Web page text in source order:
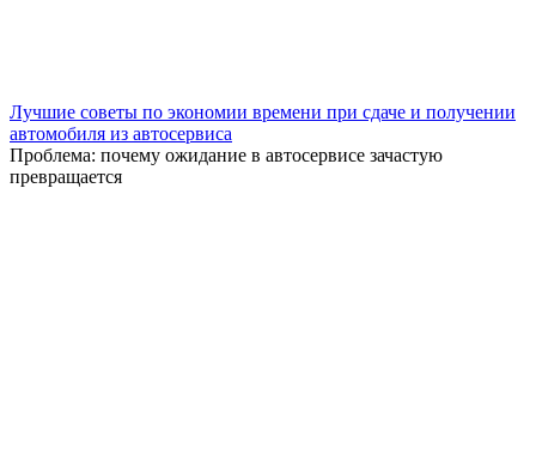
Лучшие советы по экономии времени при сдаче и получении
автомобиля из автосервиса
Проблема: почему ожидание в автосервисе зачастую
превращается